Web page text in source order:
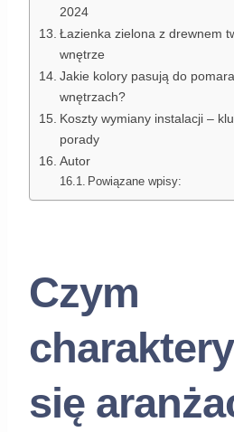
2024
Łazienka zielona z drewnem
wnętrze
Jakie kolory pasują do
wnętrzach?
Koszty wymiany instalacji –
porady
Autor
Powiązane wpisy:
Czym
się